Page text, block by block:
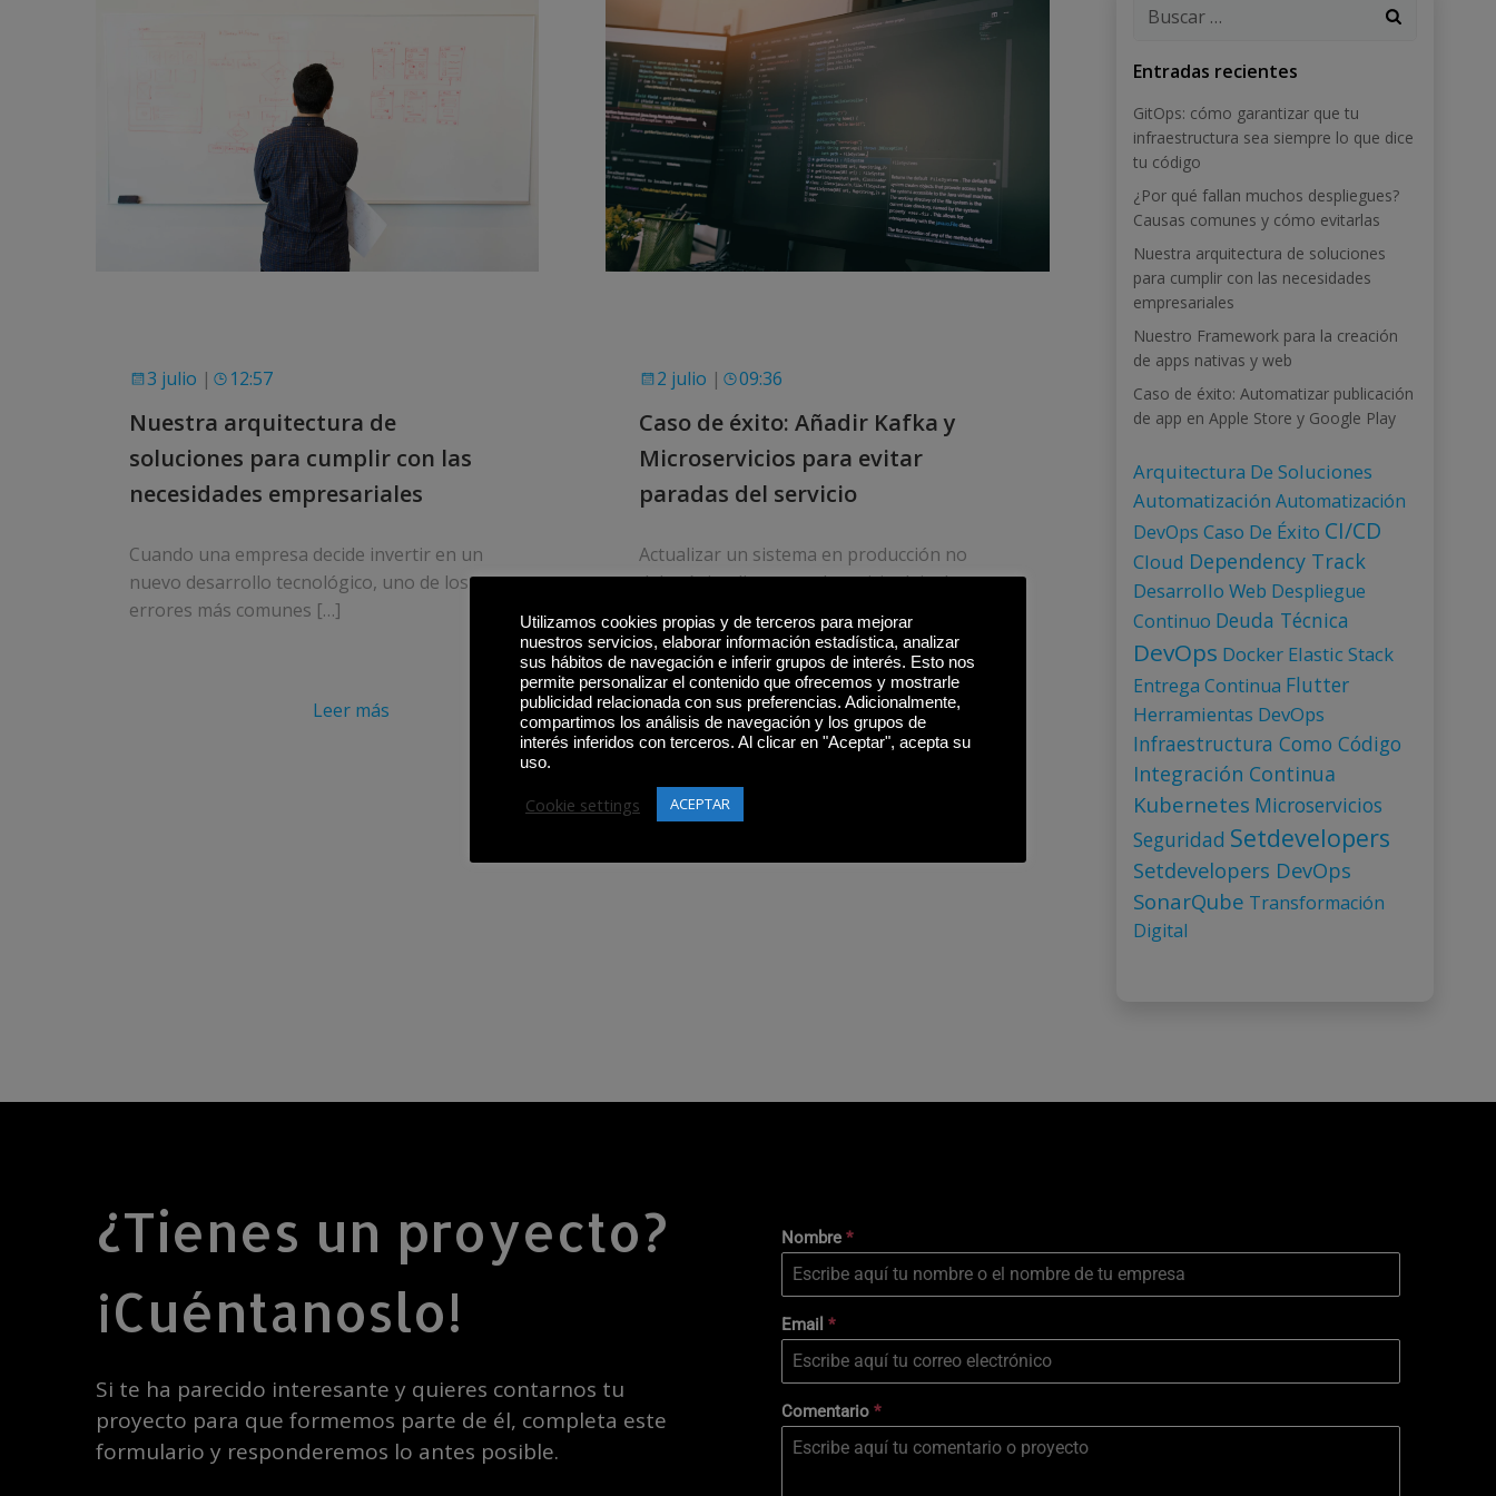
3 julio | 12:57
Nuestra arquitectura de
soluciones para cumplir con las
necesidades empresariales
Cuando una empresa decide invertir en un
nuevo desarrollo tecnológico, uno de los
errores más comunes […]
Leer más
2 julio | 09:36
Caso de éxito: Añadir Kafka y
Microservicios para evitar
paradas del servicio
Actualizar un sistema en producción no
debería implicar que el servicio deje de estar
disponible para […]
Leer más
Buscar:
Entradas recientes
GitOps: cómo garantizar que tu
infraestructura sea siempre lo que dice
tu código
¿Por qué fallan muchos despliegues?
Causas comunes y cómo evitarlas
Nuestra arquitectura de soluciones
para cumplir con las necesidades
empresariales
Nuestro Framework para la creación
de apps nativas y web
Caso de éxito: Automatizar publicación
de app en Apple Store y Google Play
Arquitectura De Soluciones
Automatización Automatización
DevOps Caso De Éxito CI/CD
Cloud Dependency Track
Desarrollo Web Despliegue
Continuo Deuda Técnica
DevOps Docker Elastic Stack
Entrega Continua Flutter
Herramientas DevOps
Infraestructura Como Código
Integración Continua
Kubernetes Microservicios
Seguridad Setdevelopers
Setdevelopers DevOps
SonarQube Transformación
Digital
¿Tienes un proyecto?
¡Cuéntanoslo!
Si te ha parecido interesante y quieres contarnos tu
proyecto para que formemos parte de él, completa este
formulario y responderemos lo antes posible.
Nombre *
Email *
Comentario *
Utilizamos cookies propias y de terceros para mejorar
nuestros servicios, elaborar información estadística, analizar
sus hábitos de navegación e inferir grupos de interés. Esto nos
permite personalizar el contenido que ofrecemos y mostrarle
publicidad relacionada con sus preferencias. Adicionalmente,
compartimos los análisis de navegación y los grupos de
interés inferidos con terceros. Al clicar en "Aceptar", acepta su
uso.
Cookie settings ACEPTAR